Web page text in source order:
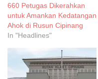
660 Petugas Dikerahkan
untuk Amankan Kedatangan
Ahok di Rusun Cipinang
In "Headlines"